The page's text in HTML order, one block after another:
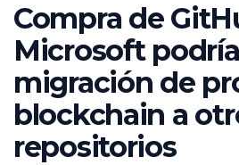
Compra de
Microsoft
migración de
blockchain a
repositorios